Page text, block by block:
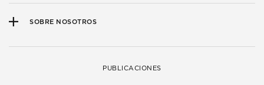
SOBRE NOSOTROS
PUBLICACIONES